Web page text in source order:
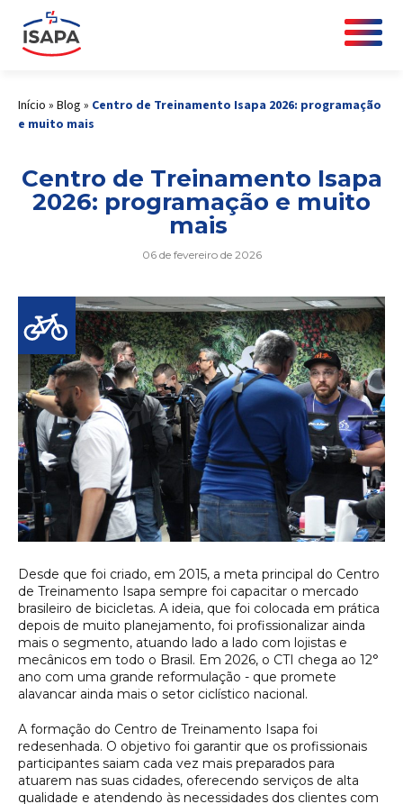
Início » Blog » Centro de Treinamento Isapa 2026: programação
e muito mais
Centro de Treinamento Isapa
2026: programação e muito
mais
06 de fevereiro de 2026
Desde que foi criado, em 2015, a meta principal do Centro
de Treinamento Isapa sempre foi capacitar o mercado
brasileiro de bicicletas. A ideia, que foi colocada em prática
depois de muito planejamento, foi profissionalizar ainda
mais o segmento, atuando lado a lado com lojistas e
mecânicos em todo o Brasil. Em 2026, o CTI chega ao 12°
ano com uma grande reformulação - que promete
alavancar ainda mais o setor ciclístico nacional.
A formação do Centro de Treinamento Isapa foi
redesenhada. O objetivo foi garantir que os profissionais
participantes saiam cada vez mais preparados para
atuarem nas suas cidades, oferecendo serviços de alta
qualidade e atendendo às necessidades dos clientes com